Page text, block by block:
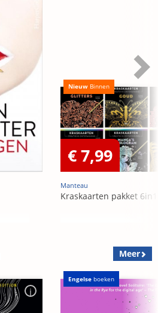
Nieuw Binnen
€ 7,99
Manteau
Kraskaarten pakket 6in1
Meer
Engelse boeken